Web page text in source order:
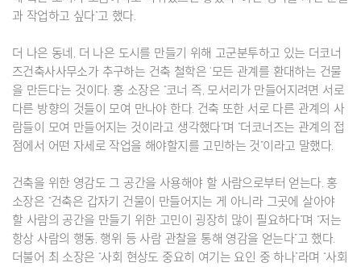
과 작업하고 싶다”고 했다.
더 나은 동네, 더 나은 도시를 만들기 위해 고군분투하고 있는 더코너
즈건축사사무소가 추구하는 건축 철학은 ‘모든 관계를 환대하는 건물
을 만든다’는 것이다. 홍 소장은 “코너 즉, 모서리가 만들어지려면 서로
다른 방향의 것들이 모여 만나야 한다. 건축 또한 서로 다른 관계의 사
람들이 모여 만들어지는 것이라고 생각했다”며 “더코너즈는 관계의 접
점에서 어떤 자세로 작업을 해야할지를 고민하는 것”이라고 말했다.
건축을 위한 영감도 그 공간을 사용해야 할 사람으로부터 얻는다. 홍
소장은 “건축은 갑자기 건물이 만들어지는 게 아니라 그곳에 살아야
할 사람의 공간을 만들기 위한 고민이 굉장히 많이 필요하다”며 “저는
항상 사람의 행동, 행위 등 사람 관찰을 통해 영감을 얻는다”고 했다.
더불어 최 소장은 “사회 현상도 중요히 여기는 요인 중 하나”라며 “사회